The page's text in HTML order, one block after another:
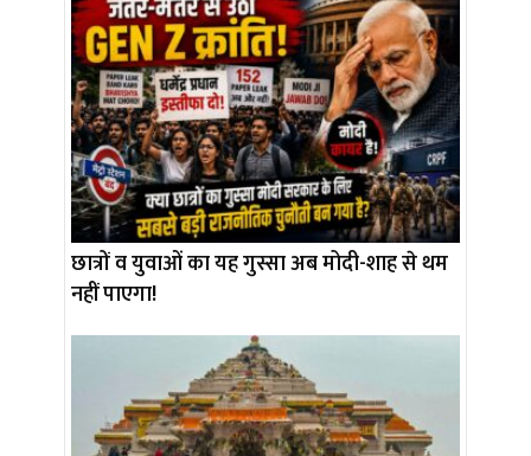
छात्रों व युवाओं का यह गुस्सा अब मोदी-शाह से थम
नहीं पाएगा!